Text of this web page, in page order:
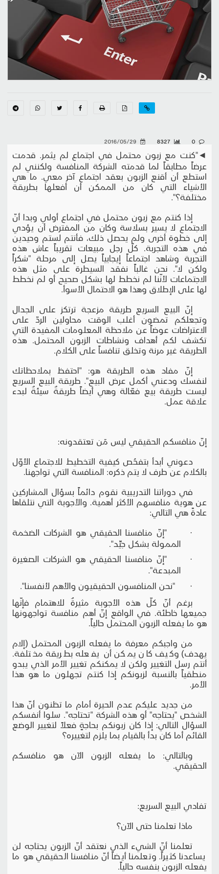
◄"كنت مع زبون محتمل في اجتماع لم يثمر. قدمت
عرضاً مطابقاً لما قدمته الشركة المنافسة ولكنني لم
استطع أن أقنع الزبون بعقد اجتماع آخر معي. ما هي
الأشياء التي كان من الممكن أن أفعلها بطريقة
مختلفة؟".
إذا كنتم مع زبون محتمل في اجتماع أولي وبدا أنّ
الاجتماع لا يسير بسلاسة وكان من المفترض أن يؤدي
إلى خطوة أخرى ولم يحصل ذلك، فأنتم لستم وحيدين
في هذه التجربة. كلّ رجل مبيعات تقريباً عاش هذه
التجربة وشاهد اجتماعاً إيجابياً يصل إلى مرحلة "شكراً
ولكن لا". نحن غالباً نفقد السيطرة على مثل هذه
الاجتماعات لأنّنا لم نخطط لها بشكل صحيح أو لم نخطط
لها على الإطلاق وهذا هو الاحتمال الأسوأ.
إنّ البيع السريع طريقة مزعجة ترتكز على الجدال
وتجعلكم تمضون أغلب الوقت محاولين الردّ على
الاعتراضات عوضاً عن ملاحظة المعلومات المفيدة التي
تكشف لكم أهداف ونشاطات الزبون المحتمل. هذه
الطريقة غير مرنة وتخلق تنافساً على الكلام.
إنّ مفاد هذه الطريقة هو: "احتفظ بملاحظاتك
لنفسك ودعني أكمل عرض البيع". طريقة البيع السريع
ليست طريقة بيع فعّالة وهي أيضاً طريقةٌ سيئةٌ لبدء
علاقة عمل.
إنّ منافسكم الحقيقي ليس مَن تعتقدونه:
دعوني أبدأ بتفحُص كيفية التخطيط للاجتماع الأوّل
بالكلام عن طرف لا يتم ذكره: المنافسة التي تواجهنا.
في دوراتنا التدريبية نقوم دائماً بسؤال المشاركين
عن هوية منافسهم الأكثر أهمية. والأجوبة التي نتلقاها
عادةً هي التالي:
· "إنّ منافسنا الحقيقي هو الشركات الضخمة
الممولة بشكل جيِّد".
· "إنّ منافسنا الحقيقي هو الشركات الصغيرة
المبدعة".
· "نحن المنافسون الحقيقيون والأهم لأنفسنا".
برغم أنّ كلّ هذه الأجوبة مثيرةٌ للاهتمام فإنّها
جميعها خاطئة. في الواقع إنّ أهم منافسة تواجهونها
هو ما يفعله الزبون المحتمل حالياً.
من واجبكم معرفة ما يفعله الزبون المحتمل (إلام
يهدف) وكيف كان يمكن أن يفعله بطريقة مختلفة.
أنتم رسل التغيير ولكن لا يمكنكم تغيير الأمر الذي يبدو
منطقياً بالنسبة لزبونكم إذا كنتم تجهلون ما هو هذا
الأمر.
من جديد عليكم عدم الحيرة أمام ما تظنون أنّ هذا
الشخص "يحتاجه" أو هذه الشركة "تحتاجه". سلوا أنفسكم
السؤال التالي: إذا كان زبونكم بحاجةٍ فعلاً لتغيير الوضع
القائم أما كان بدأ بالقيام بما يلزم لتغييره؟
وبالتالي: ما يفعله الزبون الآن هو منافسكم
الحقيقي.
تفادي البيع السريع:
ماذا تعلمنا حتى الآن؟
تعلمنا أنّ الشيء الذي نعتقد أنّ الزبون يحتاجه لن
يساعدنا كثيراً. وتعلمنا أيضاً أنّ منافسنا الحقيقي هو ما
يفعله الزبون بنفسه حالياً.